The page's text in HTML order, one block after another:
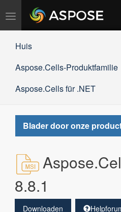
Navigation
umschalten
Huis
Aspose.Cells-Produktfamilie
Aspose.Cells für .NET
Blader door onze
8.8.1
Downloaden